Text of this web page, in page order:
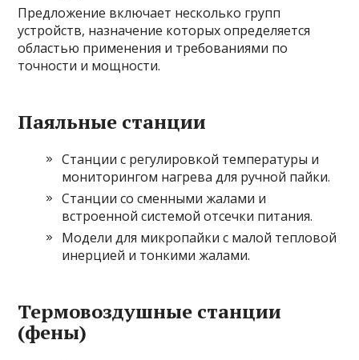
Предложение включает несколько групп
устройств, назначение которых определяется
областью применения и требованиями по
точности и мощности.
Паяльные станции
Станции с регулировкой температуры и
мониторингом нагрева для ручной пайки.
Станции со сменными жалами и
встроенной системой отсечки питания.
Модели для микропайки с малой тепловой
инерцией и тонкими жалами.
Термовоздушные станции
(фены)